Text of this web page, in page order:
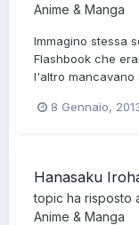
Anime & Manga
Immagino stessa
Flashbook che
l'altro mancavano
8 Gennaio,
Hanasaku
topic ha risposto
Anime & Manga